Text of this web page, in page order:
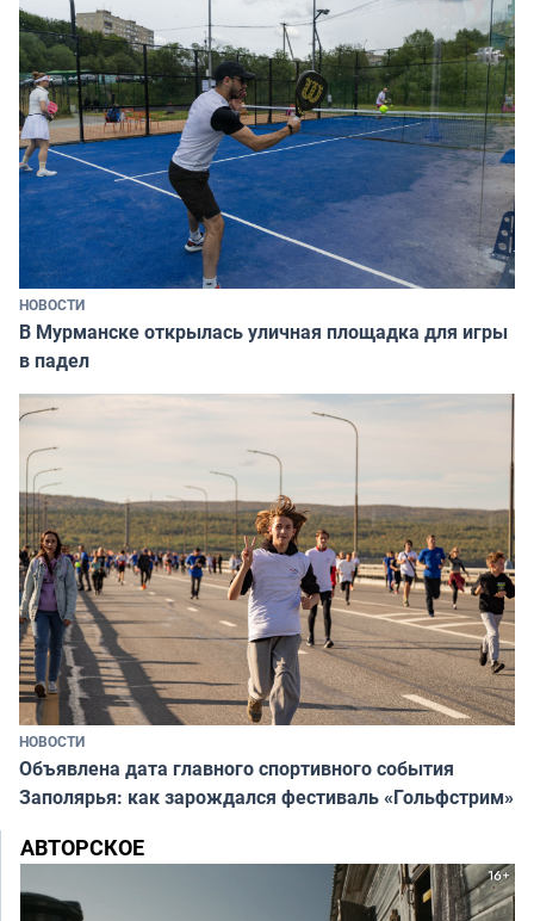
НОВОСТИ
В Мурманске открылась уличная площадка для игры
в падел
НОВОСТИ
Объявлена дата главного спортивного события
Заполярья: как зарождался фестиваль «Гольфстрим»
АВТОРСКОЕ